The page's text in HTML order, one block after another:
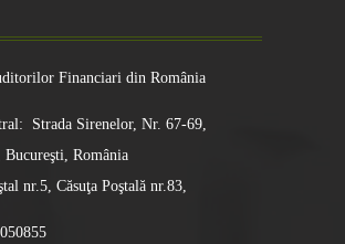
Financiari din România
Strada Sirenelor, Nr. 67-69,
Bucureşti, România
nr.5, Căsuţa Poştală nr.83,